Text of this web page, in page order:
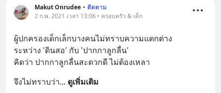
Makut Onrudee • ติดตาม
2 ก.พ. 2021 เวลา 13:06 • ครอบครัว & เด็ก
ผู้ปกครองเด็กเล็กบางคนไม่ทราบความแตกต่าง
ระหว่าง 'ดินสอ' กับ 'ปากกาลูกลื่น'
คิดว่า ปากกาลูกลื่นสะดวกดี ไม่ต้องเหลา
จึงไม่ทราบว่า... ดูเพิ่มเติม